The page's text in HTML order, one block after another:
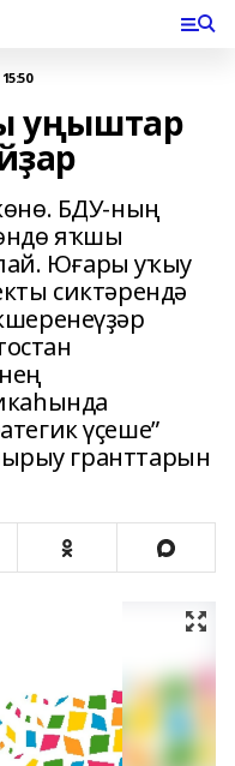
уңыштар
БДУ-ның
яҡшы
Юғары уҡыу
сиктәрендә
үҫеше”
гранттарын